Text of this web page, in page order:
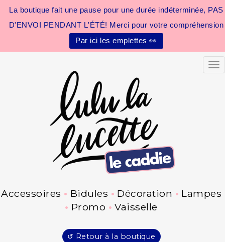
La boutique fait une pause pour une durée indéterminée, PAS
D'ENVOI PENDANT L'ÉTÉ! Merci pour votre compréhension
Par ici les emplettes 👀
Accessoires Bidules Décoration
Lampes
Promo
Vaisselle
↺ Retour à la boutique